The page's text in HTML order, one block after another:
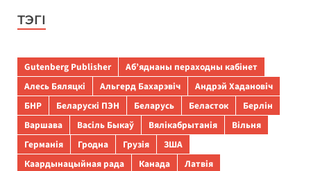
ТЭГІ
Gutenberg Publisher
Аб’яднаны пераходны кабінет
Алесь Бяляцкі
Альгерд Бахарэвіч
Андрэй Хадановіч
БНР
Беларускі ПЭН Беларусь Беласток
Берлін
Варшава
Васіль Быкаў Вялікабрытанія
Вільня
Германія
Гродна Грузія
ЗША
Каардынацыйная рада
Канада
Латвія